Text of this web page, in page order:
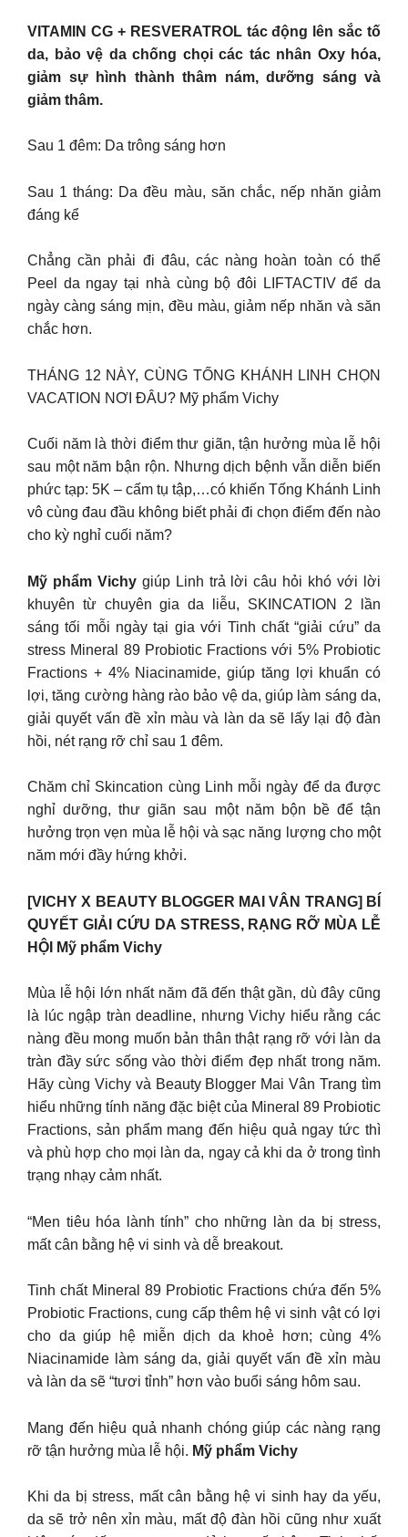
VITAMIN CG + RESVERATROL tác động lên sắc tố
da, bảo vệ da chống chọi các tác nhân Oxy hóa,
giảm sự hình thành thâm nám, dưỡng sáng và
giảm thâm.
Sau 1 đêm: Da trông sáng hơn
Sau 1 tháng: Da đều màu, săn chắc, nếp nhăn giảm
đáng kể
Chẳng cần phải đi đâu, các nàng hoàn toàn có thể
Peel da ngay tại nhà cùng bộ đôi LIFTACTIV để da
ngày càng sáng mịn, đều màu, giảm nếp nhăn và săn
chắc hơn.
THÁNG 12 NÀY, CÙNG TỐNG KHÁNH LINH CHỌN
VACATION NƠI ĐÂU? Mỹ phẩm Vichy
Cuối năm là thời điểm thư giãn, tận hưởng mùa lễ hội
sau một năm bận rộn. Nhưng dịch bệnh vẫn diễn biến
phức tạp: 5K – cấm tụ tập,…có khiến Tống Khánh Linh
vô cùng đau đầu không biết phải đi chọn điểm đến nào
cho kỳ nghỉ cuối năm?
Mỹ phẩm Vichy giúp Linh trả lời câu hỏi khó với lời
khuyên từ chuyên gia da liễu, SKINCATION 2 lần
sáng tối mỗi ngày tại gia với Tinh chất “giải cứu” da
stress Mineral 89 Probiotic Fractions với 5% Probiotic
Fractions + 4% Niacinamide, giúp tăng lợi khuẩn có
lợi, tăng cường hàng rào bảo vệ da, giúp làm sáng da,
giải quyết vấn đề xỉn màu và làn da sẽ lấy lại độ đàn
hồi, nét rạng rỡ chỉ sau 1 đêm.
Chăm chỉ Skincation cùng Linh mỗi ngày để da được
nghỉ dưỡng, thư giãn sau một năm bộn bề để tận
hưởng trọn vẹn mùa lễ hội và sạc năng lượng cho một
năm mới đầy hứng khởi.
[VICHY X BEAUTY BLOGGER MAI VÂN TRANG] BÍ
QUYẾT GIẢI CỨU DA STRESS, RẠNG RỠ MÙA LỄ
HỘI Mỹ phẩm Vichy
Mùa lễ hội lớn nhất năm đã đến thật gần, dù đây cũng
là lúc ngập tràn deadline, nhưng Vichy hiểu rằng các
nàng đều mong muốn bản thân thật rạng rỡ với làn da
tràn đầy sức sống vào thời điểm đẹp nhất trong năm.
Hãy cùng Vichy và Beauty Blogger Mai Vân Trang tìm
hiểu những tính năng đặc biệt của Mineral 89 Probiotic
Fractions, sản phẩm mang đến hiệu quả ngay tức thì
và phù hợp cho mọi làn da, ngay cả khi da ở trong tình
trạng nhạy cảm nhất.
“Men tiêu hóa lành tính” cho những làn da bị stress,
mất cân bằng hệ vi sinh và dễ breakout.
Tinh chất Mineral 89 Probiotic Fractions chứa đến 5%
Probiotic Fractions, cung cấp thêm hệ vi sinh vật có lợi
cho da giúp hệ miễn dịch da khoẻ hơn; cùng 4%
Niacinamide làm sáng da, giải quyết vấn đề xỉn màu
và làn da sẽ “tươi tỉnh” hơn vào buổi sáng hôm sau.
Mang đến hiệu quả nhanh chóng giúp các nàng rạng
rỡ tận hưởng mùa lễ hội. Mỹ phẩm Vichy
Khi da bị stress, mất cân bằng hệ vi sinh hay da yếu,
da sẽ trở nên xỉn màu, mất độ đàn hồi cũng như xuất